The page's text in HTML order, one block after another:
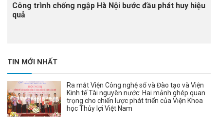
Công trình chống ngập Hà Nội bước đầu phát huy hiệu
quả
TIN MỚI NHẤT
Ra mắt Viện Công nghệ số và Đào tạo và Viện
Kinh tế Tài nguyên nước: Hai mảnh ghép quan
trọng cho chiến lược phát triển của Viện Khoa
học Thủy lợi Việt Nam